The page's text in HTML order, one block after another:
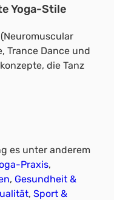
Yoga-Stile
Trance Dance und
die Tanz
es unter anderem
Praxis
, Gesundheit &
, Sport &